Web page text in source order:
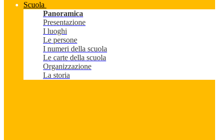
Scuola
Panoramica
Presentazione
I luoghi
Le persone
I numeri della scuola
Le carte della scuola
Organizzazione
La storia